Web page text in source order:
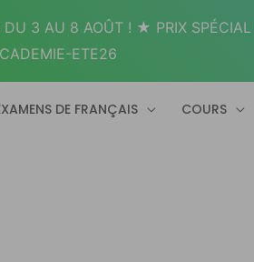
DE FRANÇAIS COURS
DU 3 AU 8 AOÛT ! ★ PRIX
ETE26